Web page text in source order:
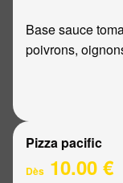
Base sauce
poivrons,
Pizza pacific
Dès 10.00 €